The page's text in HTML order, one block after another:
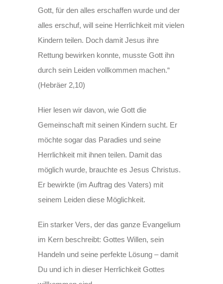
Gott, für den alles erschaffen wurde und der
alles erschuf, will seine Herrlichkeit mit vielen
Kindern teilen. Doch damit Jesus ihre
Rettung bewirken konnte, musste Gott ihn
durch sein Leiden vollkommen machen.“
(Hebräer 2,10)
Hier lesen wir davon, wie Gott die
Gemeinschaft mit seinen Kindern sucht. Er
möchte sogar das Paradies und seine
Herrlichkeit mit ihnen teilen. Damit das
möglich wurde, brauchte es Jesus Christus.
Er bewirkte (im Auftrag des Vaters) mit
seinem Leiden diese Möglichkeit.
Ein starker Vers, der das ganze Evangelium
im Kern beschreibt: Gottes Willen, sein
Handeln und seine perfekte Lösung – damit
Du und ich in dieser Herrlichkeit Gottes